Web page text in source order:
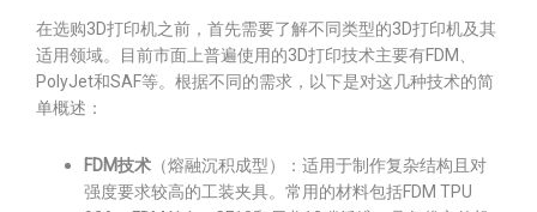
在选购3D打印机之前，首先需要了解不同类型的3D打印机及其
适用领域。目前市面上普遍使用的3D打印技术主要有FDM、
PolyJet和SAF等。根据不同的需求，以下是对这几种技术的简
单概述：
FDM技术 （熔融沉积成型）：适用于制作复杂结构且对
强度要求较高的工装夹具。常用的材料包括FDM TPU